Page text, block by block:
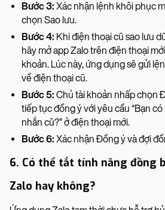
Bước 3: Xác nhận lệnh khôi phục
chọn Sao lưu.
Bước 4: Khi điện thoại cũ sao lưu
hãy mở app Zalo trên điện thoại
khoản. Lúc này, ứng dụng sẽ gửi
về điện thoại cũ.
Bước 5: Chủ tài khoản nhấp chọn
tiếp tục đồng ý với yêu cầu “Bạn
nhắn cũ?” ở điện thoại mới.
Bước 6: Xác nhận Đồng ý và đợi
6. Có thể tắt tính năng đồng
Zalo hay không?